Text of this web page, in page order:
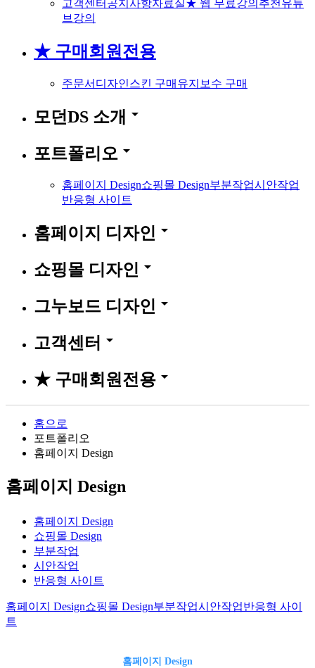
고객센터 공지사항자료실★ 웹 무료강의 추천유튜
브강의
★ 구매회원전용
주문서 디자인스킨 구매 유지보수 구매
모던DS 소개 arrow_drop_down
포트폴리오 arrow_drop_down
홈페이지 Design쇼핑몰 Design부분작업시안작업
반응형 사이트
홈페이지 디자인 arrow_drop_down
쇼핑몰 디자인 arrow_drop_down
그누보드 디자인 arrow_drop_down
고객센터 arrow_drop_down
★ 구매회원전용 arrow_drop_down
홈으로
포트폴리오
홈페이지 Design
홈페이지 Design
홈페이지 Design
쇼핑몰 Design
부분작업
시안작업
반응형 사이트
홈페이지 Design쇼핑몰 Design부분작업시안작업반응형 사이
트
홈페이지 Design